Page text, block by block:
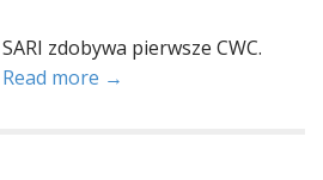
SARI zdobywa pierwsze CWC.
Read more →